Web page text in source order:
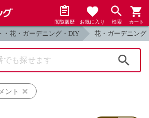
閲覧履歴 お気に入り 検索 カート
・花・ガーデニング・DIY 花・ガーデニング
ント